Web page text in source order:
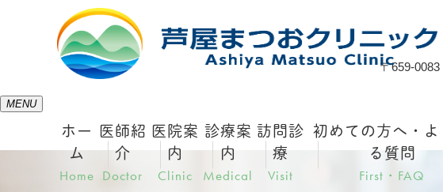
〒659-
MENU
ホー
ム
Home
医師紹
介
Doctor
医院案
内
Clinic
診療案
内
Medical
訪問診
療
Visit
初めての方へ・よ
る質問
First・FAQ